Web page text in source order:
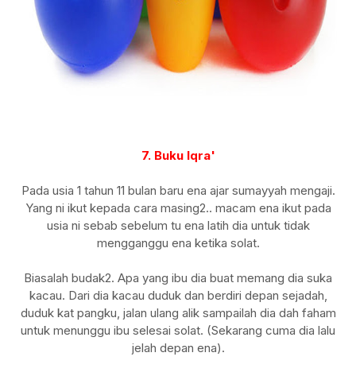
7. Buku Iqra'
Pada usia 1 tahun 11 bulan baru ena ajar sumayyah mengaji.
Yang ni ikut kepada cara masing2.. macam ena ikut pada
usia ni sebab sebelum tu ena latih dia untuk tidak
mengganggu ena ketika solat.
Biasalah budak2. Apa yang ibu dia buat memang dia suka
kacau. Dari dia kacau duduk dan berdiri depan sejadah,
duduk kat pangku, jalan ulang alik sampailah dia dah faham
untuk menunggu ibu selesai solat. (Sekarang cuma dia lalu
jelah depan ena).